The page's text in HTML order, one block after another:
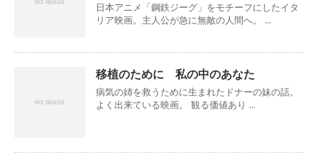
日本アニメ「鋼鉄ジーグ」をモチーフにしたイタ
リア映画。主人公が急に無敵の人間へ。 ...
移植のために 私の中のあなた
病気の姉を救うために生まれたドナーの妹の話。
よく出来ている映画。 観る価値あり ...